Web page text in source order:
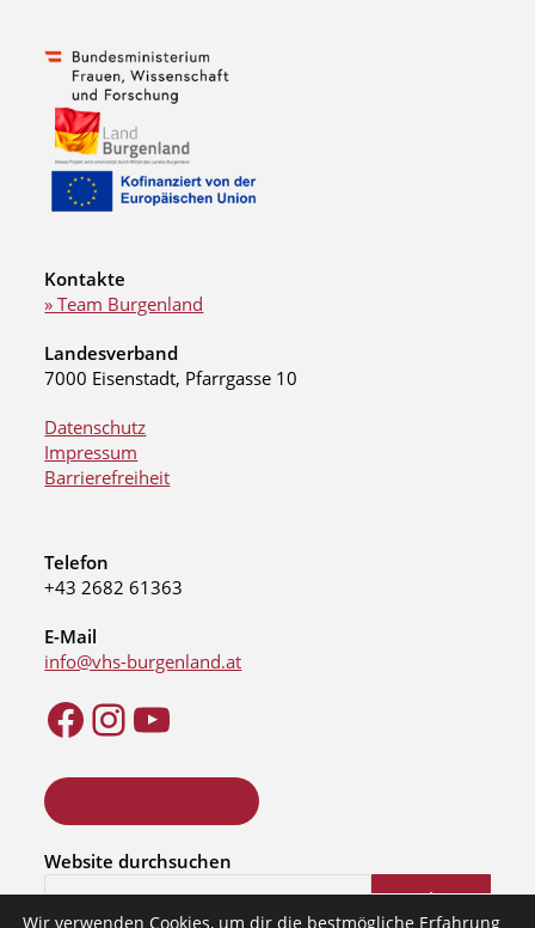
Kontakte
» Team Burgenland
Landesverband
7000 Eisenstadt, Pfarrgasse 10
Datenschutz
Impressum
Barrierefreiheit
Telefon
+43 2682 61363
E-Mail
info@vhs-burgenland.at
Website durchsuchen
Suchen
Wir verwenden Cookies, um dir die bestmögliche Erfahrung